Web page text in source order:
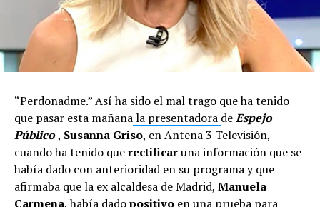
“Perdonadme.” Así ha sido el mal trago que ha tenido
que pasar esta mañanala presentadora deEspejo
Público, Susanna Griso, en Antena 3 Televisión,
cuando ha tenido querectificaruna información que se
había dado con anterioridad en su programa y que
afirmaba que la ex alcaldesa de Madrid, Manuela
Carmena, había dadopositivo en una prueba para